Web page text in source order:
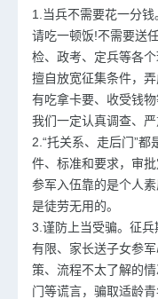
1.当兵不需要花一分
请吃一顿饭!不需要送
检、政考、定兵等各
擅自放宽征集条件，
有吃拿卡要、收受钱
我们一定认真调查、
2.“托关系、走后门”
件、标准和要求，审
参军入伍靠的是个人
是徒劳无用的。
3.谨防上当受骗。征
有限、家长送子女参
策、流程不太了解的
门等谎言，骗取适龄